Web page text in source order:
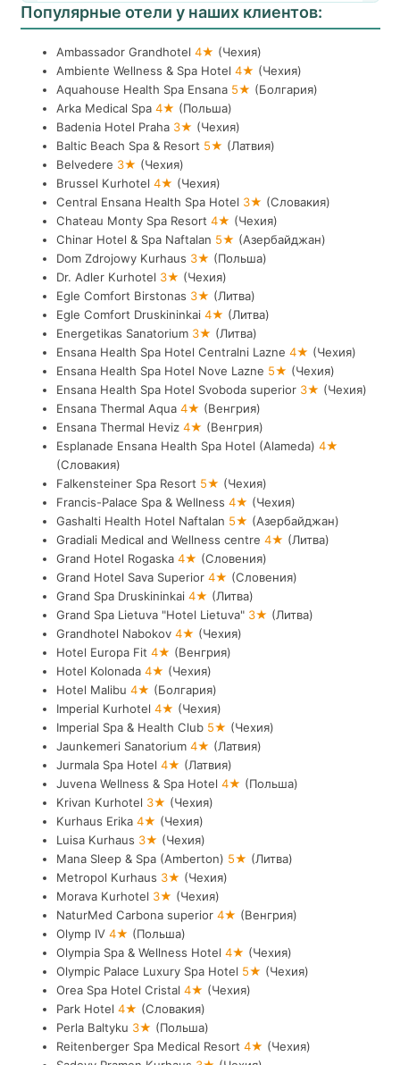
Популярные отели у наших клиентов:
Ambassador Grandhotel 4★ (Чехия)
Ambiente Wellness & Spa Hotel 4★ (Чехия)
Aquahouse Health Spa Ensana 5★ (Болгария)
Arka Medical Spa 4★ (Польша)
Badenia Hotel Praha 3★ (Чехия)
Baltic Beach Spa & Resort 5★ (Латвия)
Belvedere 3★ (Чехия)
Brussel Kurhotel 4★ (Чехия)
Central Ensana Health Spa Hotel 3★ (Словакия)
Chateau Monty Spa Resort 4★ (Чехия)
Chinar Hotel & Spa Naftalan 5★ (Азербайджан)
Dom Zdrojowy Kurhaus 3★ (Польша)
Dr. Adler Kurhotel 3★ (Чехия)
Egle Comfort Birstonas 3★ (Литва)
Egle Comfort Druskininkai 4★ (Литва)
Energetikas Sanatorium 3★ (Литва)
Ensana Health Spa Hotel Centralni Lazne 4★ (Чехия)
Ensana Health Spa Hotel Nove Lazne 5★ (Чехия)
Ensana Health Spa Hotel Svoboda superior 3★ (Чехия)
Ensana Thermal Aqua 4★ (Венгрия)
Ensana Thermal Heviz 4★ (Венгрия)
Esplanade Ensana Health Spa Hotel (Alameda) 4★
(Словакия)
Falkensteiner Spa Resort 5★ (Чехия)
Francis-Palace Spa & Wellness 4★ (Чехия)
Gashalti Health Hotel Naftalan 5★ (Азербайджан)
Gradiali Medical and Wellness centre 4★ (Литва)
Grand Hotel Rogaska 4★ (Словения)
Grand Hotel Sava Superior 4★ (Словения)
Grand Spa Druskininkai 4★ (Литва)
Grand Spa Lietuva "Hotel Lietuva" 3★ (Литва)
Grandhotel Nabokov 4★ (Чехия)
Hotel Europa Fit 4★ (Венгрия)
Hotel Kolonada 4★ (Чехия)
Hotel Malibu 4★ (Болгария)
Imperial Kurhotel 4★ (Чехия)
Imperial Spa & Health Club 5★ (Чехия)
Jaunkemeri Sanatorium 4★ (Латвия)
Jurmala Spa Hotel 4★ (Латвия)
Juvena Wellness & Spa Hotel 4★ (Польша)
Krivan Kurhotel 3★ (Чехия)
Kurhaus Erika 4★ (Чехия)
Luisa Kurhaus 3★ (Чехия)
Mana Sleep & Spa (Amberton) 5★ (Литва)
Metropol Kurhaus 3★ (Чехия)
Morava Kurhotel 3★ (Чехия)
NaturMed Carbona superior 4★ (Венгрия)
Olymp IV 4★ (Польша)
Olympia Spa & Wellness Hotel 4★ (Чехия)
Olympic Palace Luxury Spa Hotel 5★ (Чехия)
Orea Spa Hotel Cristal 4★ (Чехия)
Park Hotel 4★ (Словакия)
Perla Baltyku 3★ (Польша)
Reitenberger Spa Medical Resort 4★ (Чехия)